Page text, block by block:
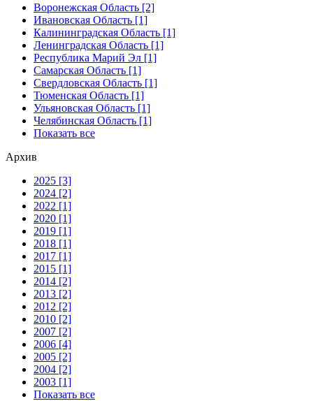
Воронежская Область [2]
Ивановская Область [1]
Калининградская Область [1]
Ленинградская Область [1]
Республика Марий Эл [1]
Самарская Область [1]
Свердловская Область [1]
Тюменская Область [1]
Ульяновская Область [1]
Челябинская Область [1]
Показать все
Архив
2025 [3]
2024 [2]
2022 [1]
2020 [1]
2019 [1]
2018 [1]
2017 [1]
2015 [1]
2014 [2]
2013 [2]
2012 [2]
2010 [2]
2007 [2]
2006 [4]
2005 [2]
2004 [2]
2003 [1]
Показать все